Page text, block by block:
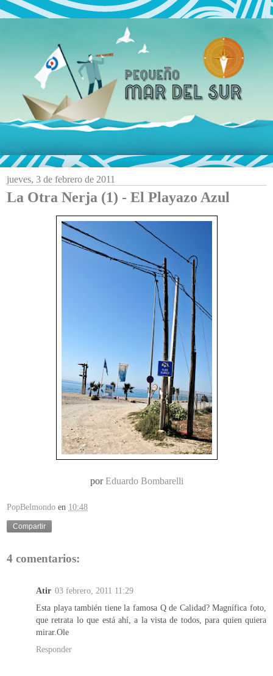
jueves, 3 de febrero de 2011
La Otra Nerja (1) - El Playazo Azul
porEduardo Bombarelli
PopBelmondo en 10:48
Compartir
4 comentarios:
Atir 03 febrero, 2011 11:29
Esta playa también tiene la famosa Q de Calidad? Magnífica foto,
que retrata lo que está ahí, a la vista de todos, para quien quiera
mirar.Ole
Responder